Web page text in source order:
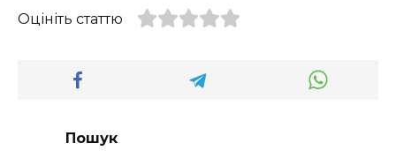
Оцініть статтю
Пошук